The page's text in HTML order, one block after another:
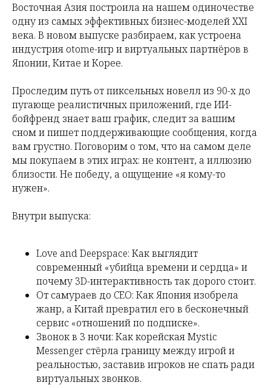
Восточная Азия построила на нашем одиночестве
одну из самых эффективных бизнес-моделей XXI
века. В новом выпуске разбираем, как устроена
индустрия otome-игр и виртуальных партнёров в
Японии, Китае и Корее.
Проследим путь от пиксельных новелл из 90-х до
пугающе реалистичных приложений, где ИИ-
бойфренд знает ваш график, следит за вашим
сном и пишет поддерживающие сообщения, когда
вам грустно. Поговорим о том, что на самом деле
мы покупаем в этих играх: не контент, а иллюзию
близости. Не победу, а ощущение «я кому-то
нужен».
Внутри выпуска:
Love and Deepspace: Как выглядит
современный «убийца времени и сердца» и
почему 3D-интерактивность так дорого стоит.
От самураев до CEO: Как Япония изобрела
жанр, а Китай превратил его в бесконечный
сервис «отношений по подписке».
Звонок в 3 ночи: Как корейская Mystic
Messenger стёрла границу между игрой и
реальностью, заставив игроков не спать ради
виртуальных звонков.